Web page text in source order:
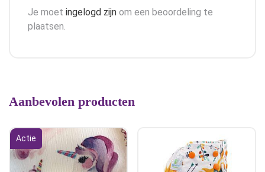
Je moet ingelogd zijn om een beoordeling te
plaatsen.
Aanbevolen producten
Actie